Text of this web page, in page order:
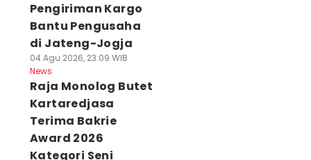
Pengiriman Kargo
Bantu Pengusaha
di Jateng-Jogja
04 Agu 2026, 23:09 WIB
News
Raja Monolog Butet
Kartaredjasa
Terima Bakrie
Award 2026
Kategori Seni